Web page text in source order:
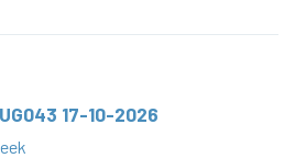
17-10-2026